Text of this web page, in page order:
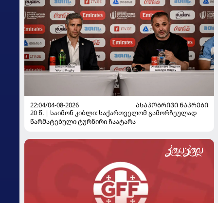
22:04/04-08-2026
ᲐᲡᲐᲙᲝᲑᲠᲘᲕᲘ ᲜᲐᲙᲠᲔᲑᲘ
20 წ. | საიმონ კიბლი: საქართველომ გამორჩეულად
წარმატებული ტურნირი ჩაატარა